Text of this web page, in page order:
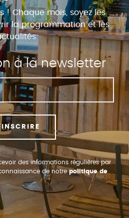
! Chaque mois, soyez les
la programmation et les
à la newsletter
des informations régulières par
de notrepolitique de